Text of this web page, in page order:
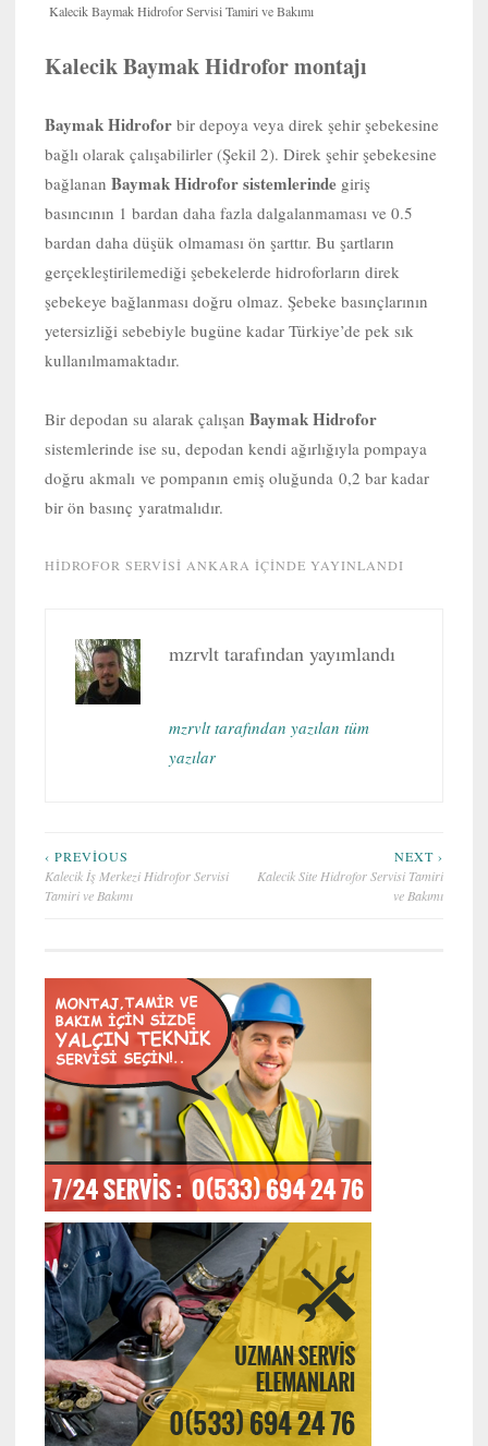
Kalecik Baymak Hidrofor Servisi Tamiri ve Bakımı
Kalecik Baymak Hidrofor montajı
Baymak Hidrofor bir depoya veya direk şehir şebekesine
bağlı olarak çalışabilirler (Şekil 2). Direk şehir şebekesine
bağlanan Baymak Hidrofor sistemlerinde giriş
basıncının 1 bardan daha fazla dalgalanmaması ve 0.5
bardan daha düşük olmaması ön şarttır. Bu şartların
gerçekleştirilemediği şebekelerde hidroforların direk
şebekeye bağlanması doğru olmaz. Şebeke basınçlarının
yetersizliği sebebiyle bugüne kadar Türkiye’de pek sık
kullanılmamaktadır.
Bir depodan su alarak çalışan Baymak Hidrofor
sistemlerinde ise su, depodan kendi ağırlığıyla pompaya
doğru akmalı ve pompanın emiş oluğunda 0,2 bar kadar
bir ön basınç yaratmalıdır.
HIDROFOR SERVISI ANKARA IÇINDE YAYINLANDI
mzrvlt tarafından yayımlandı
mzrvlt tarafından yazılan tüm
yazılar
Yazı
gezinmesi
‹ PREVIOUS
Kalecik İş Merkezi Hidrofor Servisi
Tamiri ve Bakımı
NEXT ›
Kalecik Site Hidrofor Servisi Tamiri
ve Bakımı